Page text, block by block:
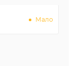
Мало